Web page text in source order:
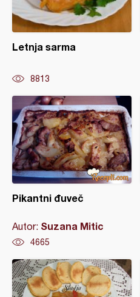
Letnja sarma
8813
Pikantni đuveč
Autor: Suzana Mitic
4665